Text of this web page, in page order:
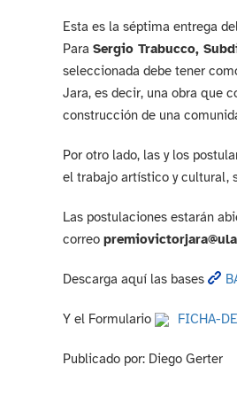
Esta es la séptima entrega
Para Sergio Trabucco,
seleccionada debe tener
Jara, es decir, una obra que
construcción de una
Por otro lado, las y los
el trabajo artístico y cultural,
Las postulaciones estarán
correo
Descarga aquí las bases
Y el Formulario FICHA-
Publicado por: Diego Gerter